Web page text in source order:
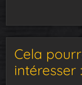
Cela
intéresser :